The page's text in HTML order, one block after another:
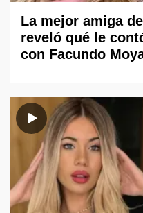
La mejor amiga
reveló qué le
con Facundo